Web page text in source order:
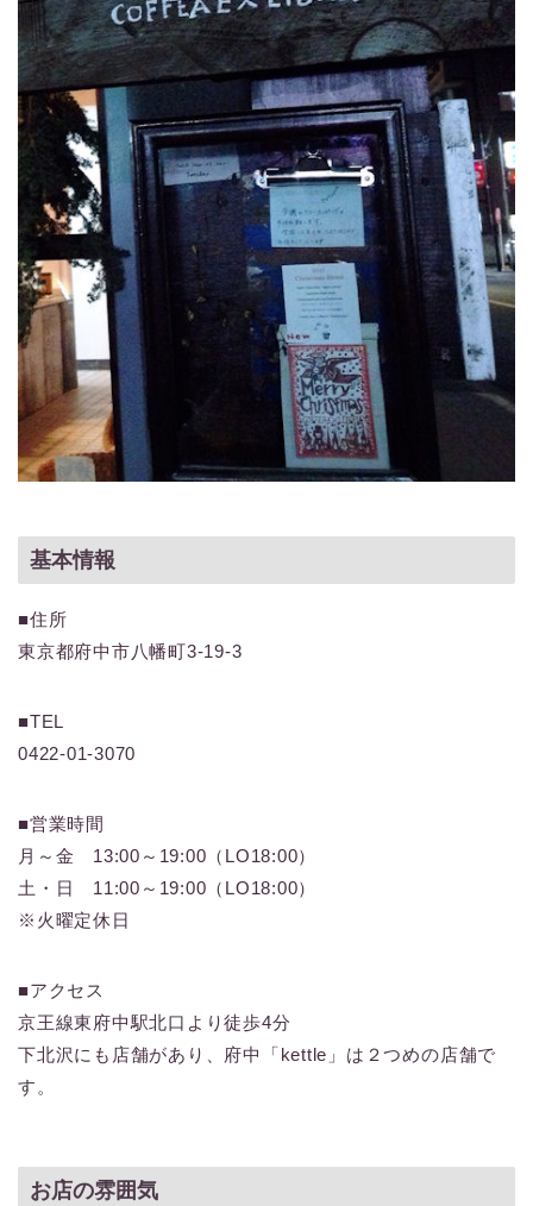
基本情報
■住所
東京都府中市八幡町3-19-3
■TEL
0422-01-3070
■営業時間
月～金 13:00～19:00（LO18:00）
土・日 11:00～19:00（LO18:00）
※火曜定休日
■アクセス
京王線東府中駅北口より徒歩4分
下北沢にも店舗があり、府中「kettle」は２つめの店舗で
す。
お店の雰囲気